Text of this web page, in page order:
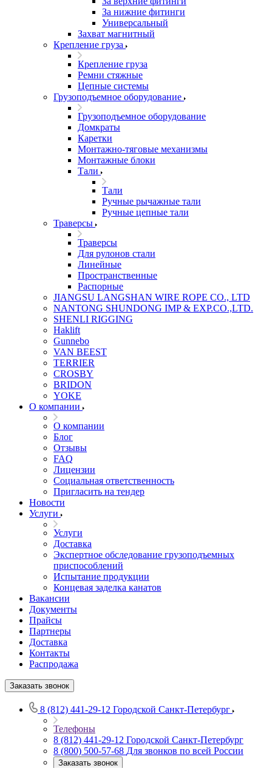
За нижние фитинги
Универсальный
Захват магнитный
Крепление груза
Крепление груза
Ремни стяжные
Цепные системы
Грузоподъемное оборудование
Грузоподъемное оборудование
Домкраты
Каретки
Монтажно-тяговые механизмы
Монтажные блоки
Тали
Тали
Ручные рычажные тали
Ручные цепные тали
Траверсы
Траверсы
Для рулонов стали
Линейные
Пространственные
Распорные
JIANGSU LANGSHAN WIRE ROPE CO., LTD
NANTONG SHUNDONG IMP & EXP.CO.,LTD.
SHENLI RIGGING
Haklift
Gunnebo
VAN BEEST
TERRIER
CROSBY
BRIDON
YOKE
О компании
О компании
Блог
Отзывы
FAQ
Лицензии
Социальная ответственность
Пригласить на тендер
Новости
Услуги
Услуги
Доставка
Экспертное обследование грузоподъемных
приспособлений
Испытание продукции
Концевая заделка канатов
Вакансии
Документы
Прайсы
Партнеры
Доставка
Контакты
Распродажа
Заказать звонок
8 (812) 441-29-12 Городской Санкт-Петербург
Телефоны
8 (812) 441-29-12 Городской Санкт-Петербург
8 (800) 500-57-68 Для звонков по всей России
Заказать звонок